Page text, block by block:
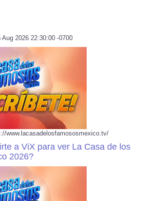
2026 22:30:00 -0700
www.lacasadelosfamososmexico.tv/
a ViX para ver La Casa de los
2026?